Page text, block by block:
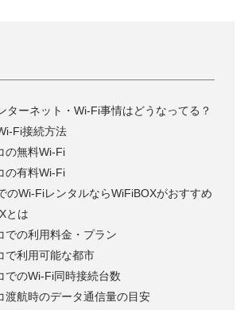
ターネット・Wi-Fi事情はどうなってる？
Fi接続方法
の無料Wi-Fi
の有料Wi-Fi
のWi-FiレンタルならWiFiBOXがおすすめ
とは
での利用料金・プラン
で利用可能な都市
でのWi-Fi同時接続台数
渡航時のデータ通信量の目安